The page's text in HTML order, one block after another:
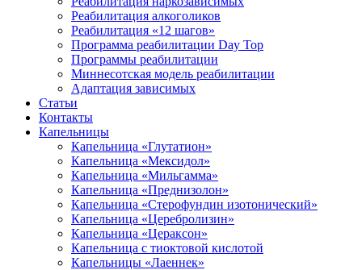
Реабилитация алкоголиков
Реабилитация «12 шагов»
Программа реабилитации Day Top
Программы реабилитации
Миннесотская модель реабилитации
Адаптация зависимых
Статьи
Контакты
Капельницы
Капельница «Глутатион»
Капельница «Мексидол»
Капельница «Мильгамма»
Капельница «Преднизолон»
Капельница «Стерофундин изотонический»
Капельница «Церебролизин»
Капельница «Цераксон»
Капельница с тиоктовой кислотой
Капельницы «Лаеннек»